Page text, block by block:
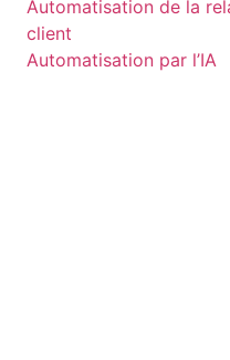
Automatisation de la
client
Automatisation par l’IA